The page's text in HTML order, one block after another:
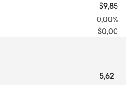
$9,85
0,00%
$0,00
5,62